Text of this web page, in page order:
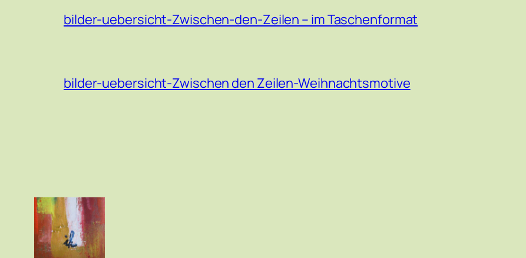
bilder-uebersicht-Zwischen-den-Zeilen – im Taschenformat
bilder-uebersicht-Zwischen den Zeilen-Weihnachtsmotive